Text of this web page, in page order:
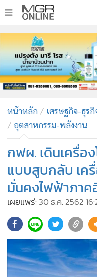
หน้าหลัก
• ทันเหตุการณ์
• ภาคใต้
• ภูมิภาค
• บันเทิง
• ผู้จัดการรายวัน
คอลัมนิสต์
• CbizReview
• Cyber BIZ
• ผู้จัดกวน
• Good health & Well-
• Green Innovation & SD
• Management & HR
• MGR Live
หน้าหลัก เศรษฐกิจ-ธุรกิ
อุตสาหกรรม-พลังงาน
กฟผ. เดินเครื่อ
แบบสูบกลับ เค
มั่นคงไฟฟ้าภาค
เผยแพร่: 30 ธ.ค. 2562